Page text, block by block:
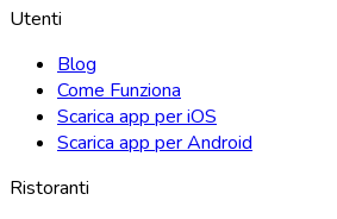
Utenti
Blog
Come Funziona
Scarica app per iOS
Scarica app per Android
Ristoranti